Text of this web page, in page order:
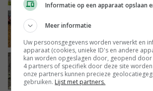
varkensvleesketen
VANDAAG, 15:29
Emmeloord noteert eerste
maximaal 20 euro
VANDAAG, 14:59
Informatie op een apparaat opslaan
Meer informatie
Uw persoonsgegevens worden verwerkt en
apparaat (cookies, unieke ID's en andere
kan worden opgeslagen door, geopend
4 partners of specifiek door deze site
onze partners kunnen precieze
gebruiken. Lijst met partners.